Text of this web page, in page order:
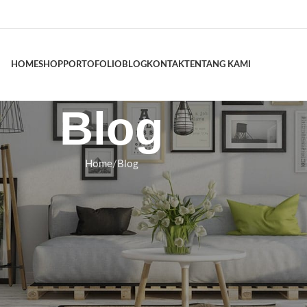
HOMESHOPPORTOFOLIO BLOGKONTAKTENTANG KAMI
Blog
Home Blog
Tempat Tidur Jati Minimalis
On Juli 6, 2026
satu faktor utama yang menentukan kenyamanan tidur adalah